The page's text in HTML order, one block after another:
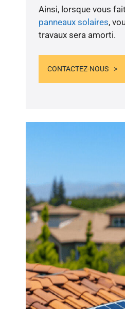
Ainsi, lorsque vous
panneaux solaires,
travaux sera amorti.
CONTACTEZ-NOUS